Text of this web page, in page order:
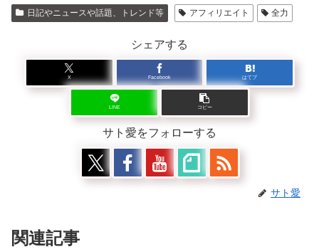
日記やニュースや話題、トレンド等 アフィリエイト 全力
シェアする
X Facebook はてブ
LINE コピー
サト愛をフォローする
サト愛
関連記事